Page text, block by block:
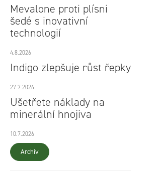
Mevalone proti plísni
šedé s inovativní
technologií
4.8.2026
Indigo zlepšuje růst řepky
27.7.2026
Ušetřete náklady na
minerální hnojiva
10.7.2026
Archiv